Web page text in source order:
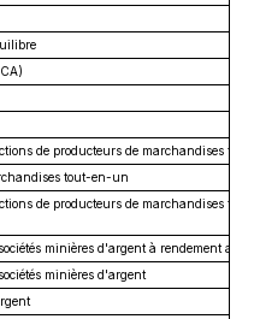
de producteurs de marchandises
tout-en-un
de producteurs de marchandises
minières d'argent à rendement
minières d'argent